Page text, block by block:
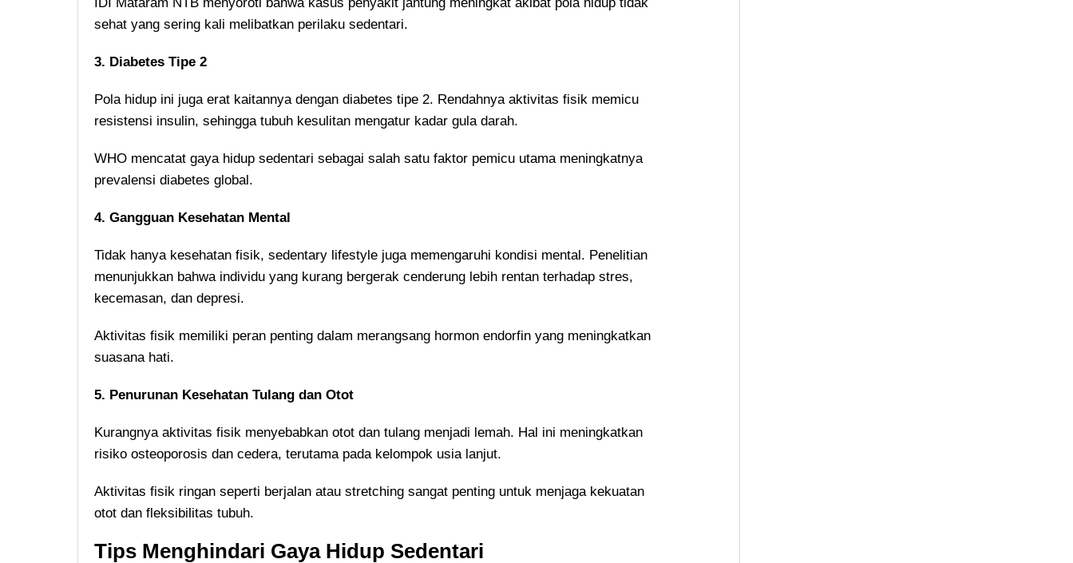
sehat yang sering kali melibatkan perilaku sedentari.
3. Diabetes Tipe 2
Pola hidup ini juga erat kaitannya dengan diabetes tipe 2. Rendahnya aktivitas fisik memicu
resistensi insulin, sehingga tubuh kesulitan mengatur kadar gula darah.
WHO mencatat gaya hidup sedentari sebagai salah satu faktor pemicu utama meningkatnya
prevalensi diabetes global.
4. Gangguan Kesehatan Mental
Tidak hanya kesehatan fisik, sedentary lifestyle juga memengaruhi kondisi mental. Penelitian
menunjukkan bahwa individu yang kurang bergerak cenderung lebih rentan terhadap stres,
kecemasan, dan depresi.
Aktivitas fisik memiliki peran penting dalam merangsang hormon endorfin yang meningkatkan
suasana hati.
5. Penurunan Kesehatan Tulang dan Otot
Kurangnya aktivitas fisik menyebabkan otot dan tulang menjadi lemah. Hal ini meningkatkan
risiko osteoporosis dan cedera, terutama pada kelompok usia lanjut.
Aktivitas fisik ringan seperti berjalan atau stretching sangat penting untuk menjaga kekuatan
otot dan fleksibilitas tubuh.
Tips Menghindari Gaya Hidup Sedentari